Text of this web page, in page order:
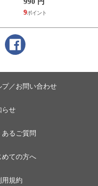
ルショーツ ML
Wacoal
9
プ／お問い合わせ
らせ
あるご質問
めての方へ
用規約